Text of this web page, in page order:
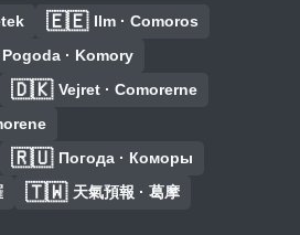
🇪🇪 Ilm · Comoros
Pogoda · Komory
🇩🇰 Vejret · Comorerne
🇷🇺 Погода · Коморы
🇹🇼 天氣預報 · 葛摩